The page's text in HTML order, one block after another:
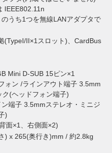
IEEE802.11n
うち1つを無線LANアダプタで
(TypeI/II×1スロット)、CardBus
Mini D-SUB 15ピン×1
ォン /ラインアウト端子 3.5mm
(ヘッドフォン端子)
端子 3.5mmステレオ・ミニジ
)
面×1、右側面×2)
) x 265(奥行き)mm / 約2.8kg